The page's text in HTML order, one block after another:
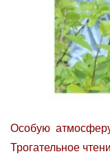
Особую
Трогательное